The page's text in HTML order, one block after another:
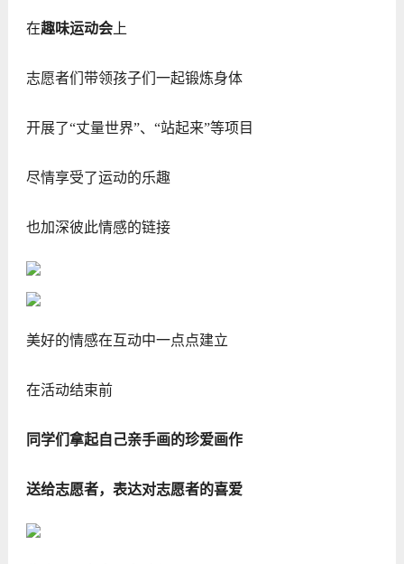
在趣味运动会上
志愿者们带领孩子们一起锻炼身体
开展了“丈量世界”、“站起来”等项目
尽情享受了运动的乐趣
也加深彼此情感的链接
美好的情感在互动中一点点建立
在活动结束前
同学们拿起自己亲手画的珍爱画作
送给志愿者，表达对志愿者的喜爱